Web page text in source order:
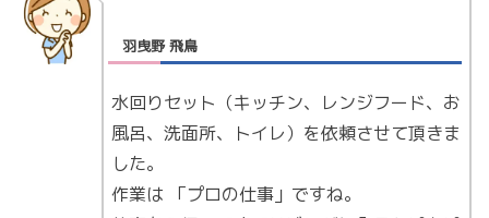
羽曳野 飛鳥
水回りセット（キッチン、レンジフード、お
風呂、洗面所、トイレ）を依頼させて頂きま
した。
作業は 「プロの仕事」ですね。